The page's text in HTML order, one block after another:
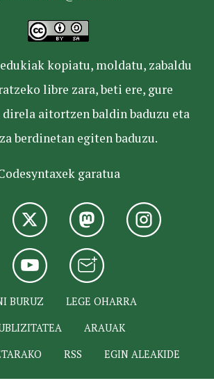
kopiatu, moldatu, zabaldu
libre zara, beti ere, gure
aitortzen baldin baduzu eta
berdinetan egiten baduzu.
garatua
BURUZ
LEGE OHARRA
ARAUAK
RSS EGIN ALEAKIDE